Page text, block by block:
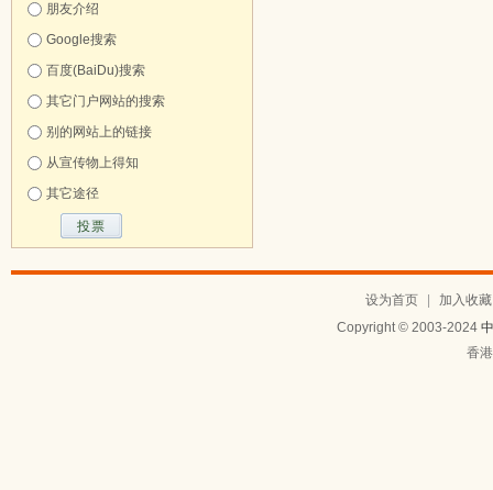
朋友介绍
Google搜索
百度(BaiDu)搜索
其它门户网站的搜索
别的网站上的链接
从宣传物上得知
其它途径
设为首页
加入收藏
Copyright © 2003-2024
香